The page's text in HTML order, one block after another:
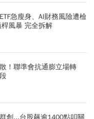
急瘦身、AI財務風險遭檢
風暴 完全拆解
！聯準會抗通膨立場轉